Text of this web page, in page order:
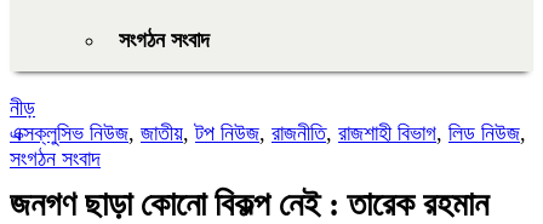
সংগঠন সংবাদ
নীড়
এক্সক্লুসিভ নিউজ, জাতীয়,টপ নিউজ, রাজনীতি, রাজশাহী বিভাগ, লিড নিউজ,
সংগঠন সংবাদ
জনগণ ছাড়া কোনো বিকল্প নেই : তারেক রহমান